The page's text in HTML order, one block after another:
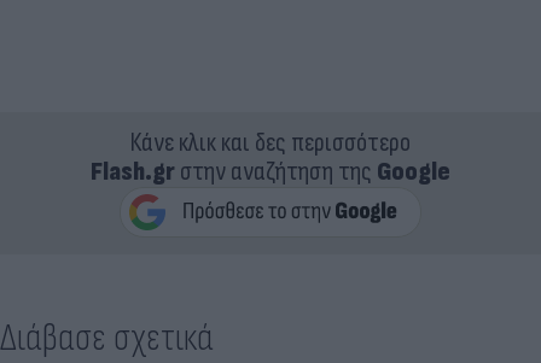
Κάνε κλικ και δες περισσότερο
Flash.grστην αναζήτηση της Google
Διάβασε σχετικά